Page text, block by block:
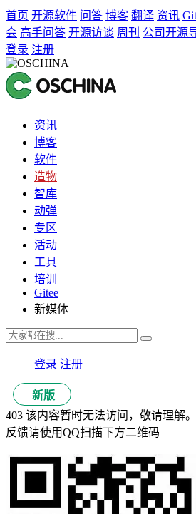
首页 开源软件 问答 博客 翻译 资讯
会 高手问答 开源访谈 周刊 公司开源
登录 注册
资讯
博客
软件
造物
智库
动弹
专区
活动
工具
培训
Gitee
新媒体
登录 注册
新版
403 该内容暂时无法访问，敬请理解。
反馈请使用QQ扫描下方二维码